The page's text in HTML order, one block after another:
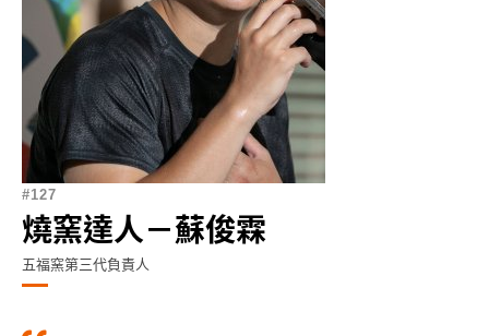
127
燒窯達人－蘇俊霖
五福窯第三代負責人